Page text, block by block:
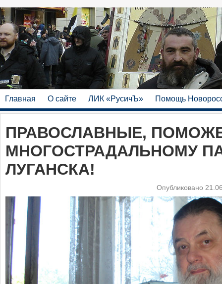
Главная О сайте ЛИК «РусичЪ» Помощь
ПРАВОСЛАВНЫЕ,
МНОГОСТРАДАЛЬНОМУ
ЛУГАНСКА!
Опубликовано